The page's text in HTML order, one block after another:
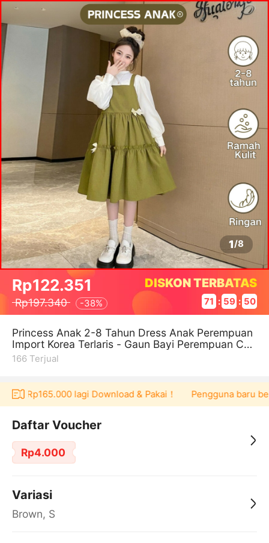
1/8
Rp122.351
Rp197.340 -38%
DISKON TERBATAS
71 : 59 : 49
Princess Anak 2-8 Tahun Dress Anak Perempuan
Import Korea Terlaris - Gaun Bayi Perempuan Can
tik Dengan Hiasan Pita Nyama
166 Terjual
Rp165.000 lagi Download & Pakai！ Pengguna baru
Daftar Voucher
Rp4.000
Variasi
Brown, S